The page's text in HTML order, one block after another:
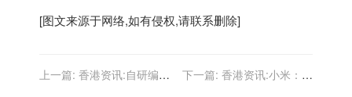
[图文来源于网络,如有侵权,请联系删除]
上一篇: 香港资讯:自研编程
下一篇: 香港资讯:小米：双